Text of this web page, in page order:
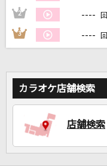
2 ---- 回
3 ---- 回
カラオケ店舗検索
店舗検索